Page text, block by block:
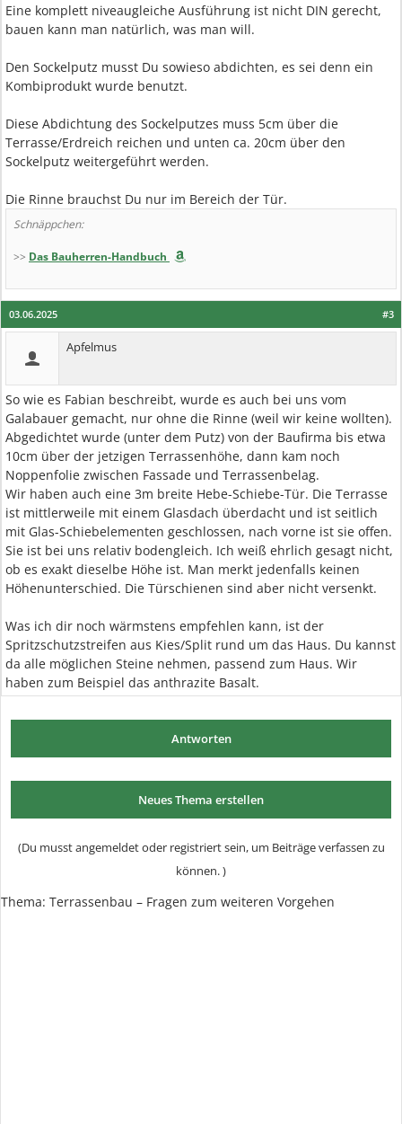
Eine komplett niveaugleiche Ausführung ist nicht DIN gerecht,
bauen kann man natürlich, was man will.
Den Sockelputz musst Du sowieso abdichten, es sei denn ein
Kombiprodukt wurde benutzt.
Diese Abdichtung des Sockelputzes muss 5cm über die
Terrasse/Erdreich reichen und unten ca. 20cm über den
Sockelputz weitergeführt werden.
Die Rinne brauchst Du nur im Bereich der Tür.
Schnäppchen:
>> Das Bauherren-Handbuch
#3
03.06.2025
Apfelmus
So wie es Fabian beschreibt, wurde es auch bei uns vom
Galabauer gemacht, nur ohne die Rinne (weil wir keine wollten).
Abgedichtet wurde (unter dem Putz) von der Baufirma bis etwa
10cm über der jetzigen Terrassenhöhe, dann kam noch
Noppenfolie zwischen Fassade und Terrassenbelag.
Wir haben auch eine 3m breite Hebe-Schiebe-Tür. Die Terrasse
ist mittlerweile mit einem Glasdach überdacht und ist seitlich
mit Glas-Schiebelementen geschlossen, nach vorne ist sie offen.
Sie ist bei uns relativ bodengleich. Ich weiß ehrlich gesagt nicht,
ob es exakt dieselbe Höhe ist. Man merkt jedenfalls keinen
Höhenunterschied. Die Türschienen sind aber nicht versenkt.
Was ich dir noch wärmstens empfehlen kann, ist der
Spritzschutzstreifen aus Kies/Split rund um das Haus. Du kannst
da alle möglichen Steine nehmen, passend zum Haus. Wir
haben zum Beispiel das anthrazite Basalt.
Antworten
Neues Thema erstellen
(Du musst angemeldet oder registriert sein, um Beiträge verfassen zu
können. )
Thema: Terrassenbau – Fragen zum weiteren Vorgehen